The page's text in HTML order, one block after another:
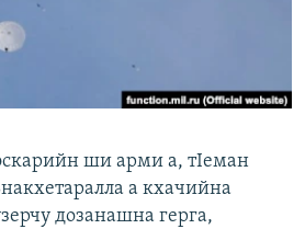
ши арми а, тIеман
а кхачийна
дозанашна герга,